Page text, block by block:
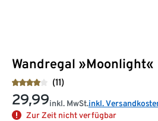
Wandregal »Moonlight«
(11)
29,99inkl. MwSt.inkl.
Zur Zeit nicht verfügbar